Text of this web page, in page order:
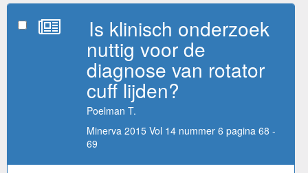
Is klinisch onderzoek
nuttig voor de
diagnose van rotator
cuff lijden?
Poelman T.
Minerva 2015 Vol 14 nummer 6 pagina 68 -
69